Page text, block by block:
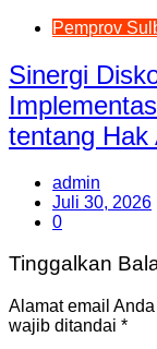
Pemprov
Sinergi
tentang Hak
admin
Juli 30, 2026
0
Tinggalkan
Alamat email
wajib ditandai *